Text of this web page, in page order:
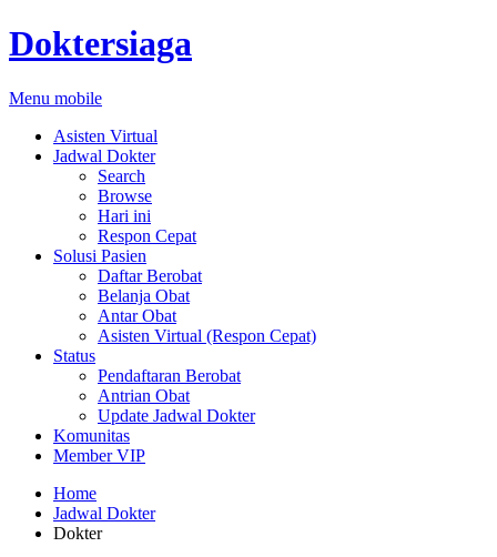
Doktersiaga
Menu mobile
Asisten Virtual
Jadwal Dokter
Search
Browse
Hari ini
Respon Cepat
Solusi Pasien
Daftar Berobat
Belanja Obat
Antar Obat
Asisten Virtual (Respon Cepat)
Status
Pendaftaran Berobat
Antrian Obat
Update Jadwal Dokter
Komunitas
Member VIP
Home
Jadwal Dokter
Dokter